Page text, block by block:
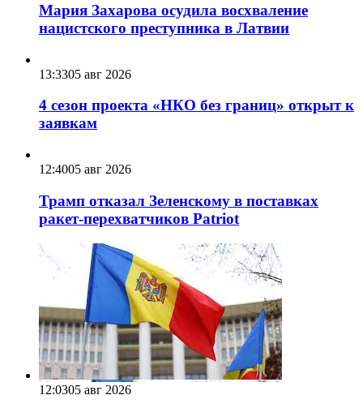
Мария Захарова осудила восхваление
нацистского преступника в Латвии
13:3305 авг 2026
4 сезон проекта «НКО без границ» открыт к
заявкам
12:4005 авг 2026
Трамп отказал Зеленскому в поставках
ракет-перехватчиков Patriot
12:0305 авг 2026